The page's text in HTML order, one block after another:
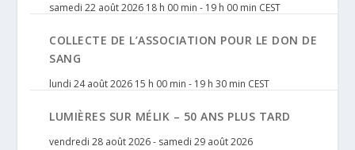
samedi 22 août 2026 18 h 00 min - 19 h 00 min CEST
COLLECTE DE L’ASSOCIATION POUR LE DON DE
SANG
lundi 24 août 2026 15 h 00 min - 19 h 30 min CEST
LUMIÈRES SUR MÉLIK – 50 ANS PLUS TARD
vendredi 28 août 2026- samedi 29 août 2026